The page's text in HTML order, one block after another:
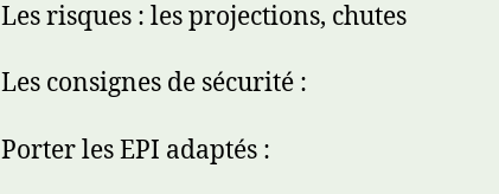
Les risques : les projections, chutes
Les consignes de sécurité :
Porter les EPI adaptés :